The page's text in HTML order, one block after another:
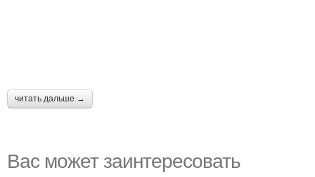
читать дальше →
Вас может заинтересовать